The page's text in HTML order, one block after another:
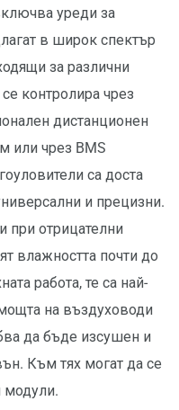
уреди за
в широк спектър
за различни
контролира чрез
дистанционен
или чрез BMS
са доста
и прецизни.
при отрицателни
влажността почти до
работа, те са най-
на въздуховоди
да бъде изсушен и
Към тях могат да се
модули.